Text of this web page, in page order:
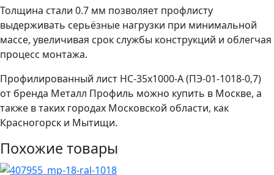
Толщина стали 0.7 мм позволяет профлисту
выдерживать серьёзные нагрузки при минимальной
массе, увеличивая срок службы конструкций и облегчая
процесс монтажа.
Профилированный лист НС-35x1000-A (ПЭ-01-1018-0,7)
от бренда Металл Профиль можно купить в Москве, а
также в таких городах Московской области, как
Красногорск и Мытищи.
Похожие товары